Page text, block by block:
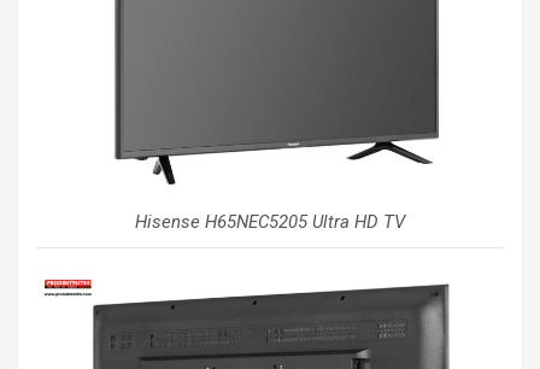
Hisense H65NEC5205 Ultra HD TV